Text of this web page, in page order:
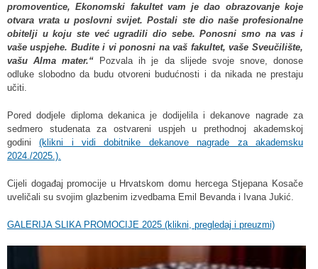
promoventice, Ekonomski fakultet vam je dao obrazovanje koje
otvara vrata u poslovni svijet. Postali ste dio naše profesionalne
obitelji u koju ste već ugradili dio sebe. Ponosni smo na vas i
vaše uspjehe. Budite i vi ponosni na vaš fakultet, vaše Sveučilište,
vašu Alma mater.“ Pozvala ih je da slijede svoje snove, donose
odluke slobodno da budu otvoreni budućnosti i da nikada ne prestaju
učiti.
Pored dodjele diploma dekanica je dodijelila i dekanove nagrade za
sedmero studenata za ostvareni uspjeh u prethodnoj akademskoj
godini(klikni i vidi dobitnike dekanove nagrade za akademsku
2024./2025.).
Cijeli događaj promocije u Hrvatskom domu hercega Stjepana Kosače
uveličali su svojim glazbenim izvedbama Emil Bevanda i Ivana Jukić.
GALERIJA SLIKA PROMOCIJE 2025 (klikni, pregledaj i preuzmi)